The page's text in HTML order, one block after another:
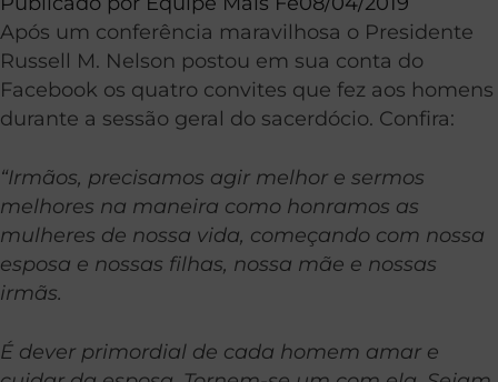
Após um conferência maravilhosa o Presidente
Russell M. Nelson postou em sua conta do
Facebook os quatro convites que fez aos homens
durante a sessão geral do sacerdócio. Confira:
“Irmãos, precisamos agir melhor e sermos
melhores na maneira como honramos as
mulheres de nossa vida, começando com nossa
esposa e nossas filhas, nossa mãe e nossas
irmãs.
É dever primordial de cada homem amar e